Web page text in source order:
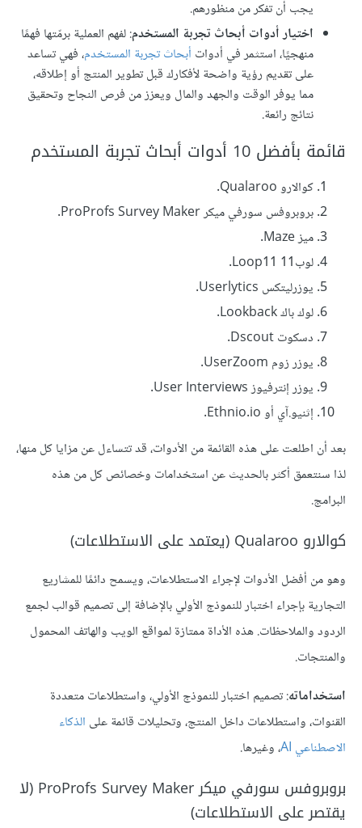
يجب أن تفكر من منظورهم.
اختيار أدوات أبحاث تجربة المستخدم: لفهم العملية برمّتها فهمًا
منهجيًا، استثمر في أدوات أبحاث تجربة المستخدم، فهي تساعد
على تقديم رؤية واضحة لأفكارك قبل تطوير المنتج أو إطلاقه،
مما يوفر الوقت والجهد والمال ويعزز من فرص النجاح وتحقيق
نتائج رائعة.
قائمة بأفضل 10 أدوات أبحاث تجربة المستخدم
كوالارو Qualaroo.
بروبروفس سورفي ميكر ProProfs Survey Maker.
ميز Maze.
لوب11 Loop11.
يوزرليتكس Userlytics.
لوك باك Lookback.
دسكوت Dscout.
يوزر زوم UserZoom.
يوزر إنترفيوز User Interviews.
إثنيو.آي أو Ethnio.io.
بعد أن اطلعت على هذه القائمة من الأدوات، قد تتساءل عن مزايا كل منها،
لذا سنتعمق أكثر بالحديث عن استخدامات وخصائص كل من هذه
البرامج.
كوالارو Qualaroo (يعتمد على الاستطلاعات)
وهو من أفضل الأدوات لإجراء الاستطلاعات، ويسمح دائمًا للمشاريع
التجارية بإجراء اختبار للنموذج الأولي بالإضافة إلى تصميم قوالب لجمع
الردود والملاحظات. هذه الأداة ممتازة لمواقع الويب والهاتف المحمول
والمنتجات.
استخداماته: تصميم اختبار للنموذج الأولي، واستطلاعات متعددة
القنوات، واستطلاعات داخل المنتج، وتحليلات قائمة على الذكاء
الاصطناعي AI
، وغيرها.
بروبروفس سورفي ميكر ProProfs Survey Maker (لا
يقتصر على الاستطلاعات)